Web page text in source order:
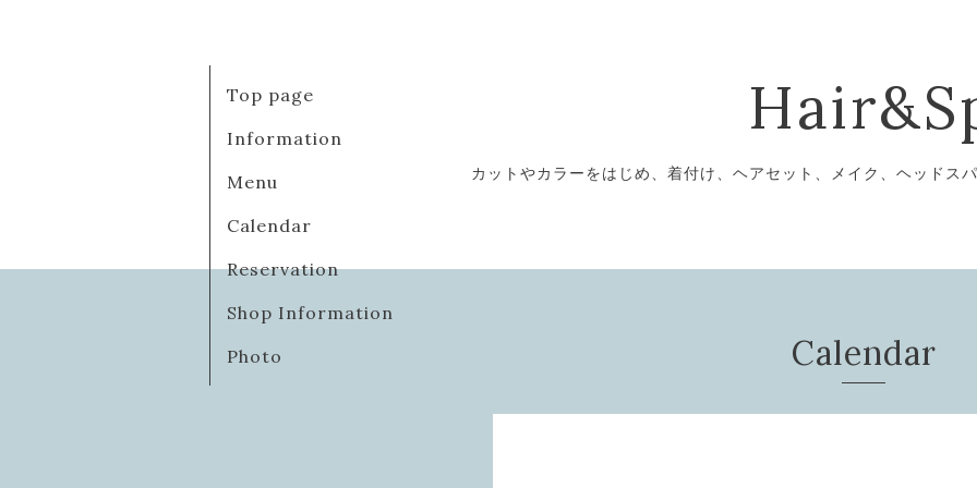
カットやカラーをはじめ、着付け、ヘアセット、メイク、ヘッドス
Top page
Information
Menu
Calendar
Reservation
Shop Information
Photo
Calendar